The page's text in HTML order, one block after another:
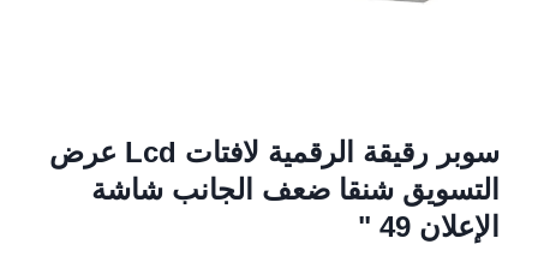
سوبر رقيقة الرقمية لافتات Lcd عرض
التسويق شنقا ضعف الجانب شاشة
الإعلان 49 "